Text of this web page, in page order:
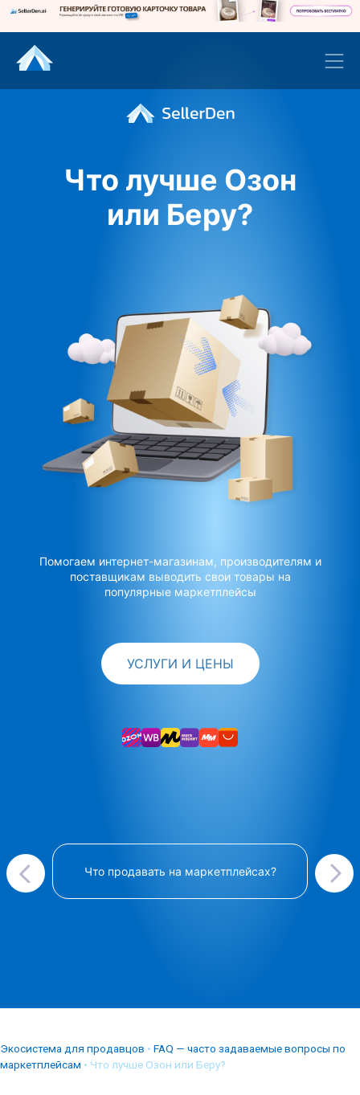
Что лучше Озон
или Беру?
Помогаем интернет-магазинам, производителям и
поставщикам выводить свои товары на
популярные маркетплейсы
УСЛУГИ И ЦЕНЫ
Что продавать на маркетплейсах?
Экосистема для продавцов • FAQ — часто задаваемые вопросы по
маркетплейсам • Что лучше Озон или Беру?